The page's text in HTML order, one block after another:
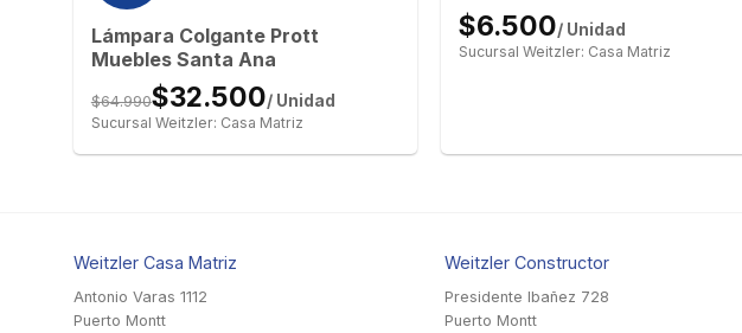
Lámpara Colgante Prott
Muebles Santa Ana
$64.990$32.500/ Unidad
Sucursal Weitzler: Casa Matriz
$6.500/ Unidad
Sucursal Weitzler: Casa Matriz
Weitzler Casa Matriz
Antonio Varas 1112
Puerto Montt
Weitzler Constructor
Presidente Ibañez 728
Puerto Montt